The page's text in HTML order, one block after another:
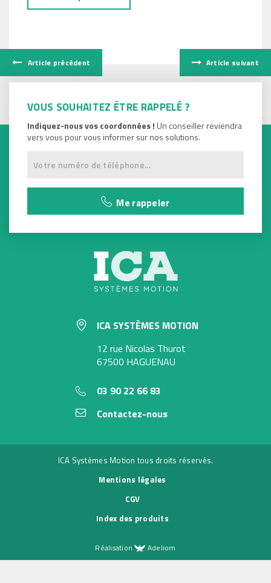
Article précédent Article suivant
VOUS SOUHAITEZ ÊTRE RAPPELÉ ?
Indiquez-nous vos coordonnées ! Un conseiller reviendra
vers vous pour vous informer sur nos solutions.
Me rappeler
ICA SYSTÈMES MOTION
12 rue Nicolas Thurot
67500 HAGUENAU
03 90 22 66 83
Contactez-nous
ICA Systèmes Motion tous droits réservés.
Mentions légales
CGV
Index des produits
Réalisation Adeliom